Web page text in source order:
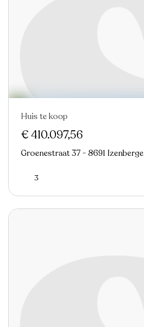
Huis te koop
€ 410.097,56
Groenestraat 37 - 8691 Izenberge
3